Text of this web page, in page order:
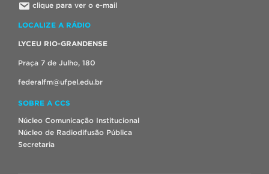
clique para ver o e-mail
LOCALIZE A RÁDIO
LYCEU RIO-GRANDENSE
Praça 7 de Julho, 180
federalfm@ufpel.edu.br
SOBRE A CCS
Núcleo Comunicação Institucional
Núcleo de Radiodifusão Pública
Secretaria